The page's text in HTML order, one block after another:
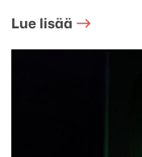
Lue lisää